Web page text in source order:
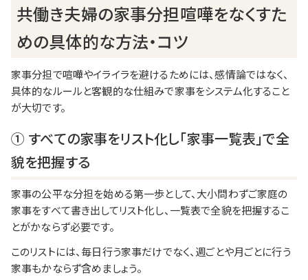
共働き夫婦の家事分担喧嘩をなくすた
めの具体的な方法・コツ
家事分担で喧嘩やイライラを避けるためには、感情論ではなく、
具体的なルールと客観的な仕組みで家事をシステム化すること
が大切です。
① すべての家事をリスト化し「家事一覧表」で全
貌を把握する
家事の公平な分担を始める第一歩として、大小問わずご家庭の
家事をすべて書き出してリスト化し、一覧表で全貌を把握するこ
とがかならず必要です。
このリストには、毎日行う家事だけでなく、週ごとや月ごとに行う
家事もかならず含めましょう。